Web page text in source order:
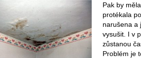
Pak by
protékala
narušena a
vysušit. I v
zůstanou
Problém je